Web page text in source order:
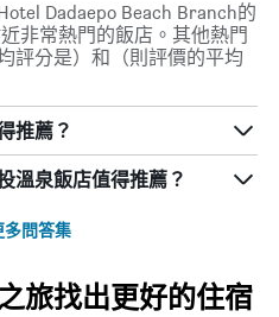
Dadaepo Beach Branch的
非常熱門的飯店。其他熱門
評分是）和（則評價的平均
推薦？
溫泉飯店值得推薦？
問答集
旅找出更好的住宿